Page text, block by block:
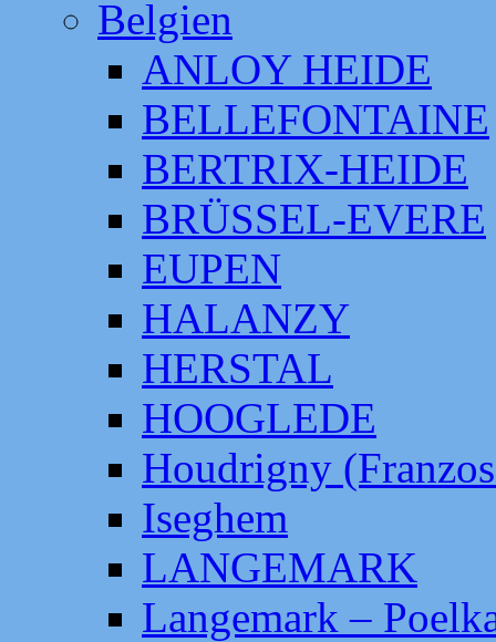
Belgien
ANLOY HEIDE
BELLEFONTAINE
BERTRIX-HEIDE
BRÜSSEL-EVERE
EUPEN
HALANZY
HERSTAL
HOOGLEDE
Houdrigny
Iseghem
LANGEMARK
Langemark –